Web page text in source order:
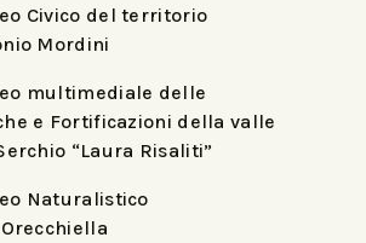
Civico del territorio
Mordini
multimediale delle
e Fortificazioni della valle
“Laura Risaliti”
Naturalistico